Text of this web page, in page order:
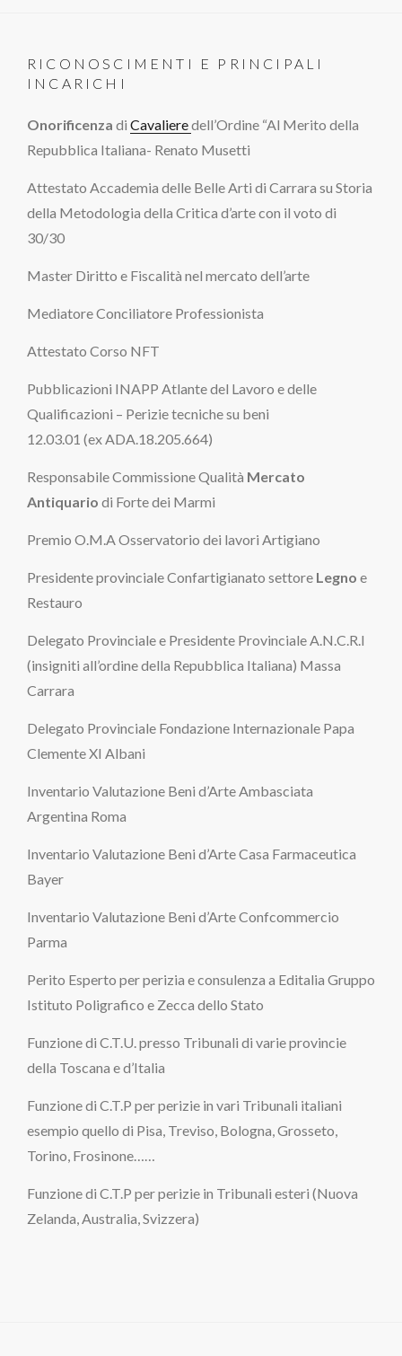
RICONOSCIMENTI E PRINCIPALI
INCARICHI
Onorificenza di Cavalieredell’Ordine “Al Merito della
Repubblica Italiana- Renato Musetti
Attestato Accademia delle Belle Arti di Carrara su Storia
della Metodologia della Critica d’arte con il voto di
30/30
Master Diritto e Fiscalità nel mercato dell’arte
Mediatore Conciliatore Professionista
Attestato Corso NFT
Pubblicazioni INAPP Atlante del Lavoro e delle
Qualificazioni – Perizie tecniche su beni
12.03.01 (ex ADA.18.205.664)
Responsabile Commissione Qualità Mercato
Antiquario di Forte dei Marmi
Premio O.M.A Osservatorio dei lavori Artigiano
Presidente provinciale Confartigianato settore Legno e
Restauro
Delegato Provinciale e Presidente Provinciale A.N.C.R.I
(insigniti all’ordine della Repubblica Italiana) Massa
Carrara
Delegato Provinciale Fondazione Internazionale Papa
Clemente XI Albani
Inventario Valutazione Beni d’Arte Ambasciata
Argentina Roma
Inventario Valutazione Beni d’Arte Casa Farmaceutica
Bayer
Inventario Valutazione Beni d’Arte Confcommercio
Parma
Perito Esperto per perizia e consulenza a Editalia Gruppo
Istituto Poligrafico e Zecca dello Stato
Funzione di C.T.U. presso Tribunali di varie provincie
della Toscana e d’Italia
Funzione di C.T.P per perizie in vari Tribunali italiani
esempio quello di Pisa, Treviso, Bologna, Grosseto,
Torino, Frosinone……
Funzione di C.T.P per perizie in Tribunali esteri (Nuova
Zelanda, Australia, Svizzera)